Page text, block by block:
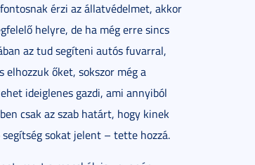
érzi az állatvédelmet, akkor
helyre, de ha még erre sincs
az tud segíteni autós fuvarral,
őket, sokszor még a
ideiglenes gazdi, ami annyiból
csak az szab határt, hogy kinek
sokat jelent – tette hozzá.